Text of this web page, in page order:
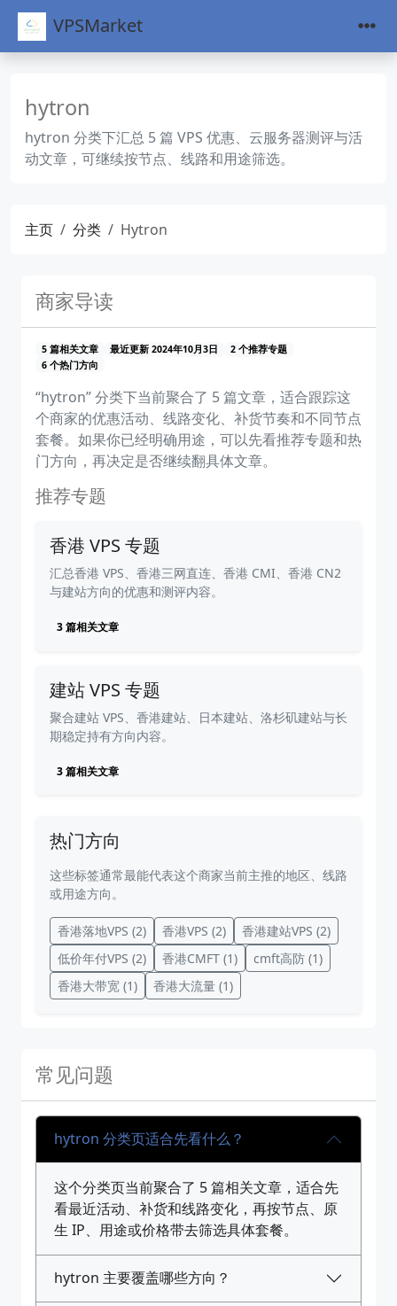
VPSMarket
hytron
hytron 分类下汇总 5 篇 VPS 优惠、云服务器测评与活
动文章，可继续按节点、线路和用途筛选。
主页 分类 Hytron
商家导读
5 篇相关文章 最近更新 2024年10月3日
2 个推荐专题
6 个热门方向
“hytron” 分类下当前聚合了 5 篇文章，适合跟踪这
个商家的优惠活动、线路变化、补货节奏和不同节点
套餐。如果你已经明确用途，可以先看推荐专题和热
门方向，再决定是否继续翻具体文章。
推荐专题
香港 VPS 专题
汇总香港 VPS、香港三网直连、香港 CMI、香港 CN2
与建站方向的优惠和测评内容。
3 篇相关文章
建站 VPS 专题
聚合建站 VPS、香港建站、日本建站、洛杉矶建站与长
期稳定持有方向内容。
3 篇相关文章
热门方向
这些标签通常最能代表这个商家当前主推的地区、线路
或用途方向。
香港落地VPS (2) 香港VPS (2) 香港建站VPS (2)
低价年付VPS (2) 香港CMFT (1) cmft高防 (1)
香港大带宽 (1) 香港大流量 (1)
常见问题
hytron 分类页适合先看什么？
这个分类页当前聚合了 5 篇相关文章，适合先
看最近活动、补货和线路变化，再按节点、原
生 IP、用途或价格带去筛选具体套餐。
hytron 主要覆盖哪些方向？